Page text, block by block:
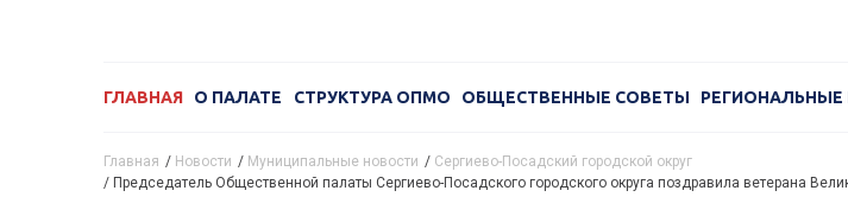
ГЛАВНАЯ О ПАЛАТЕ СТРУКТУРА ОПМО ОБЩЕСТВЕННЫЕ СОВЕТЫ
Главная / Новости / Муниципальные новости / Сергиево-Посадский городской округ
/ Председатель Общественной палаты Сергиево-Посадского городского округа поздравила ветерана